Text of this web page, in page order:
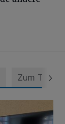
Zum Thema